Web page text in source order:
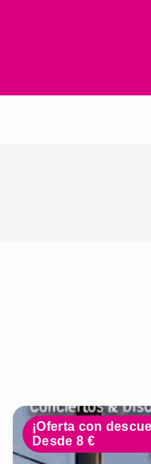
¡Oferta con
Desde 8 €